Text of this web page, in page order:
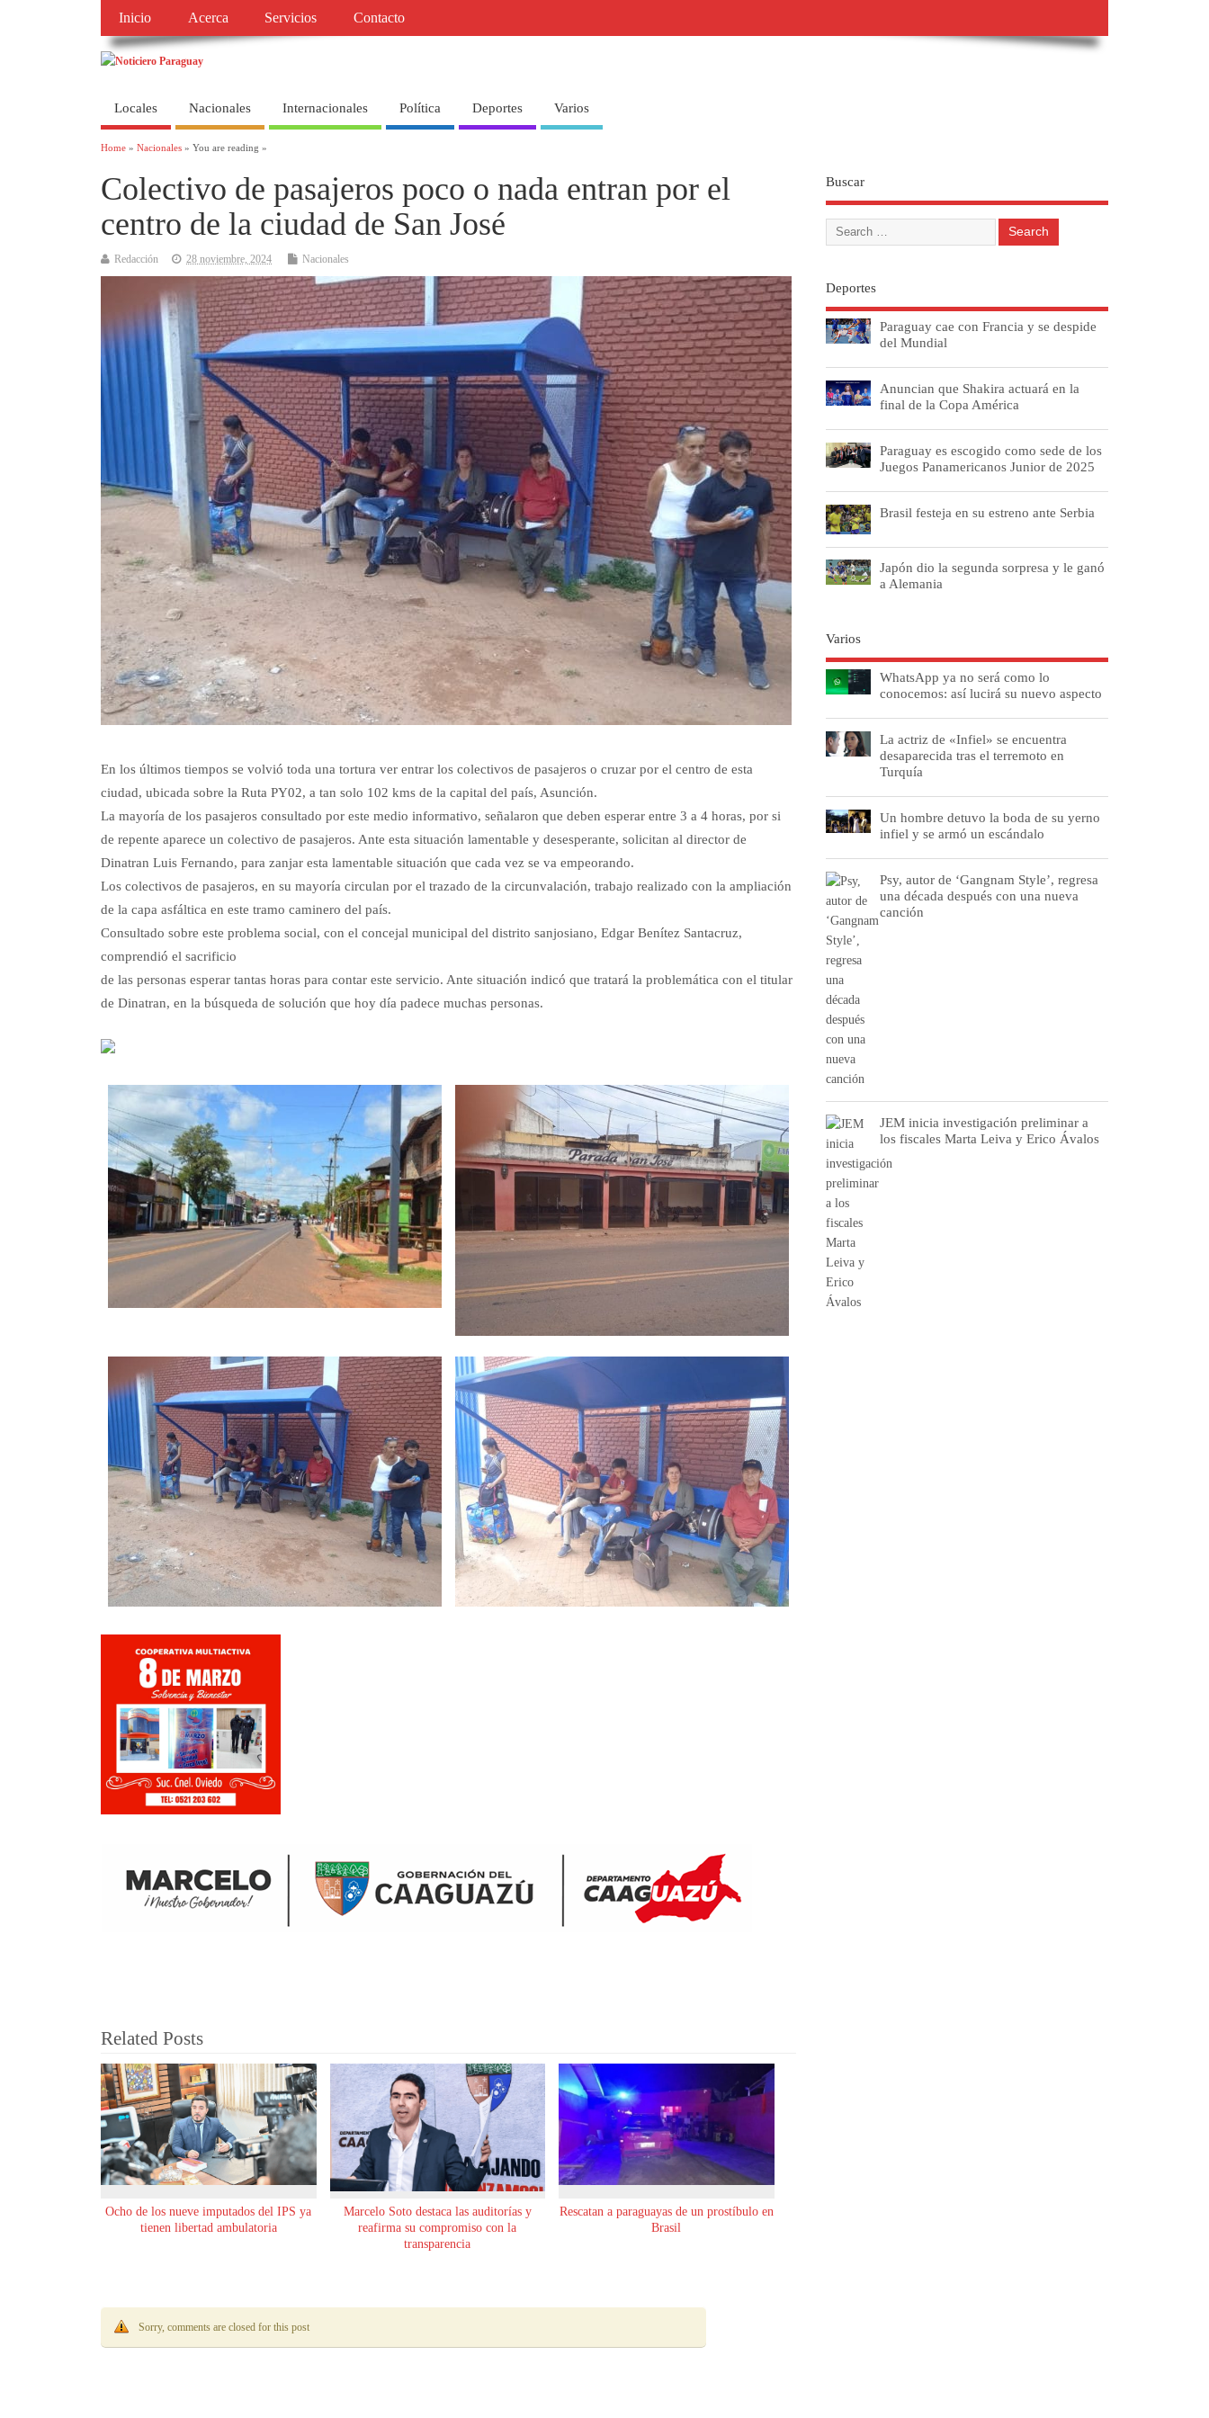
Inicio Acerca Servicios Contacto
Locales Nacionales Internacionales Política Deportes Varios
Home » Nacionales » You are reading »
Colectivo de pasajeros poco o nada entran por el
centro de la ciudad de San José
Redacción 28 noviembre, 2024 Nacionales
En los últimos tiempos se volvió toda una tortura ver entrar los colectivos de pasajeros o cruzar por el centro de esta
ciudad, ubicada sobre la Ruta PY02, a tan solo 102 kms de la capital del país, Asunción.
La mayoría de los pasajeros consultado por este medio informativo, señalaron que deben esperar entre 3 a 4 horas, por si
de repente aparece un colectivo de pasajeros. Ante esta situación lamentable y desesperante, solicitan al director de
Dinatran Luis Fernando, para zanjar esta lamentable situación que cada vez se va empeorando.
Los colectivos de pasajeros, en su mayoría circulan por el trazado de la circunvalación, trabajo realizado con la ampliación
de la capa asfáltica en este tramo caminero del país.
Consultado sobre este problema social, con el concejal municipal del distrito sanjosiano, Edgar Benítez Santacruz,
comprendió el sacrificio
de las personas esperar tantas horas para contar este servicio. Ante situación indicó que tratará la problemática con el titular
de Dinatran, en la búsqueda de solución que hoy día padece muchas personas.
Related Posts
Ocho de los nueve imputados del IPS ya
tienen libertad ambulatoria
Marcelo Soto destaca las auditorías y
reafirma su compromiso con la
transparencia
Rescatan a paraguayas de un prostíbulo en
Brasil
Sorry, comments are closed for this post
Buscar
Deportes
Paraguay cae con Francia y se despide
del Mundial
Anuncian que Shakira actuará en la
final de la Copa América
Paraguay es escogido como sede de los
Juegos Panamericanos Junior de 2025
Brasil festeja en su estreno ante Serbia
Japón dio la segunda sorpresa y le ganó
a Alemania
Varios
WhatsApp ya no será como lo
conocemos: así lucirá su nuevo aspecto
La actriz de «Infiel» se encuentra
desaparecida tras el terremoto en
Turquía
Un hombre detuvo la boda de su yerno
infiel y se armó un escándalo
Psy, autor de ‘Gangnam Style’, regresa
una década después con una nueva
canción
JEM inicia investigación preliminar a
los fiscales Marta Leiva y Erico Ávalos